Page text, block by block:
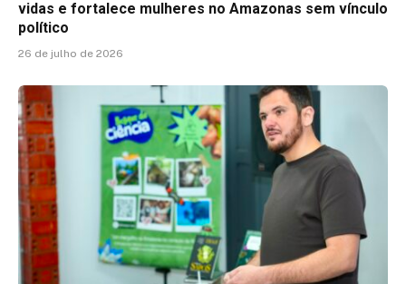
vidas e fortalece mulheres no Amazonas sem vínculo
político
26 de julho de 2026